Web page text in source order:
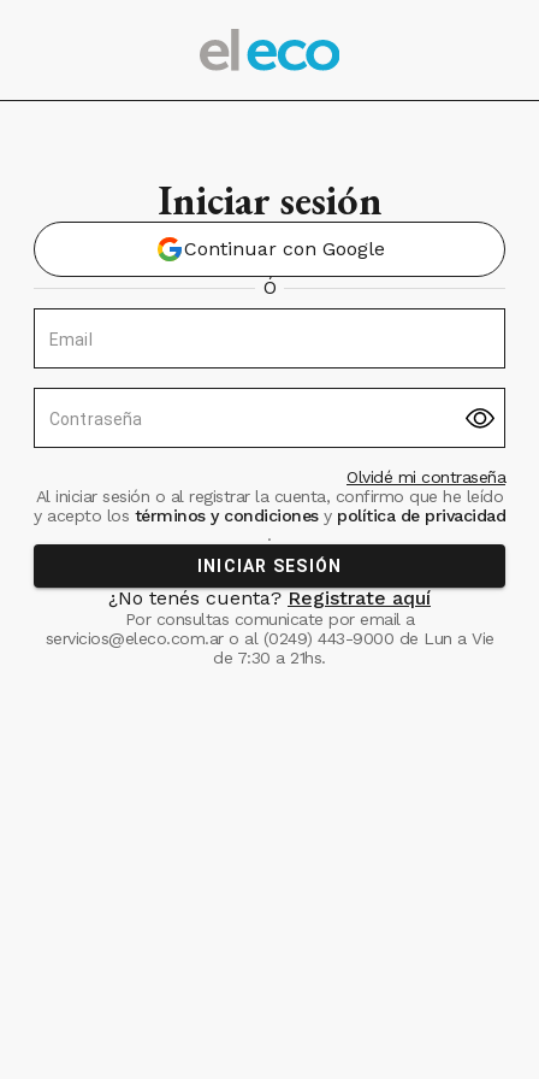
Iniciar sesión
Continuar con Google
Ó
Email
Contraseña
Olvidé mi contraseña
Al iniciar sesión o al registrar la cuenta, confirmo que he leído
y acepto los términos y condiciones ypolítica de privacidad
.
INICIAR SESIÓN
¿No tenés cuenta? Registrate aquí
Por consultas comunicate por email a
servicios@eleco.com.aro al (0249) 443-9000 de Lun a Vie
de 7:30 a 21hs.